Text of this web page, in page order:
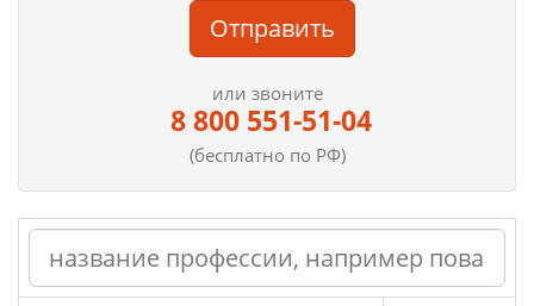
Отправить
или звоните
8 800 551-51-04
(бесплатно по РФ)